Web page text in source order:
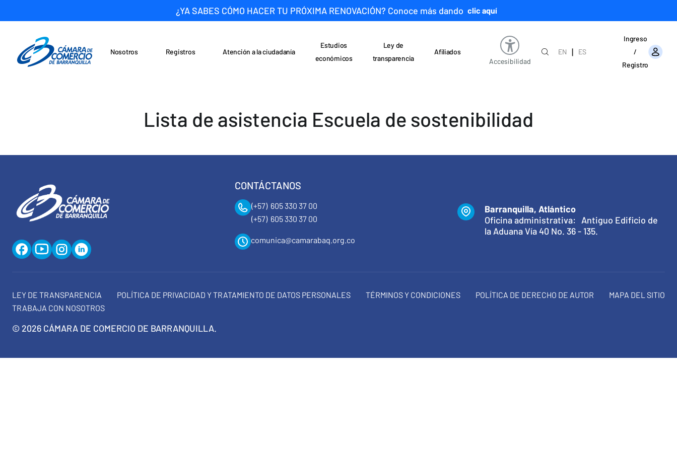
¿YA SABES CÓMO HACER TU PRÓXIMA RENOVACIÓN? Conoce más dando clic aquí
Nosotros Registros
Atención a la ciudadanía
Estudios
económicos
Ley de
transparencia
Afiliados
Accesibilidad
EN |
ES
Ingreso
/
Registro
Lista de asistencia Escuela de sostenibilidad
CONTÁCTANOS
(+57) 605 330 37 00
(+57) 605 330 37 00
comunica@camarabaq.org.co
Barranquilla, Atlántico
Oficina administrativa: Antiguo Edificio de
la Aduana Vía 40 No. 36 - 135.
LEY DE TRANSPARENCIA POLÍTICA DE PRIVACIDAD Y TRATAMIENTO DE DATOS PERSONALES TÉRMINOS Y CONDICIONES POLÍTICA DE DERECHO DE AUTOR
MAPA DEL SITIO
TRABAJA CON NOSOTROS
© 2026 CÁMARA DE COMERCIO DE BARRANQUILLA.